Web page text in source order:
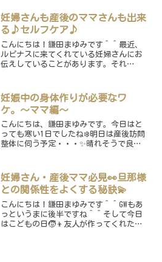
事が重要だというお話をしてました✨例
えば、“ちょっと最近お腹...
妊婦さんも産後のママさんも出来
る♪セルフケア♪
こんにちは！鎌田まゆみです＾＾最近、
ルピナスに来てくれている妊婦さんにお
伝えしていることがあります。それ
アについてお伝えしていたこともありま
すが、最近はお家でプラスαで...
妊娠中の身体作りが必要なワ
ケ。〜ママ編〜
こんにちは、鎌田まゆみです。今日はと
っても寒い1日でしたね❄️明日は産後訪問
整体に伺う予定・・・✨晴れそうで良か
けての準備って何が一番大切だと思いま
すか？？私は産院で働...
妊婦さん・産後ママ必見👀旦那様
との関係性をよくする秘訣💫
こんにちは！鎌田まゆみです＾＾GWもあ
っというまに後半ですね＾＾そして今日
はこどもの日🧒👦友人が作ってくれた飾